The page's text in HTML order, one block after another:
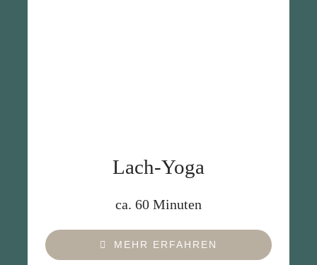
Lach-Yoga
ca. 60 Minuten
MEHR ERFAHREN